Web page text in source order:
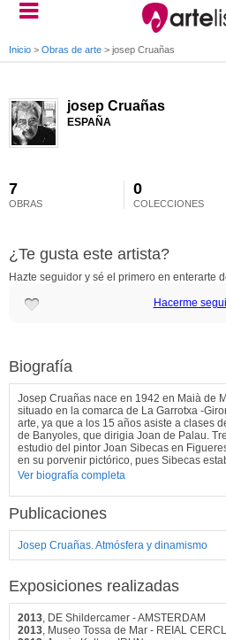
Inicio > Obras de arte > josep Cruañas
josep Cruañas
ESPAÑA
7
OBRAS
0
COLECCIONES
¿Te gusta este artista?
Hazte seguidor y sé el primero en enterarte
Hacerme
Biografía
Josep Cruañas nace en 1942 en Maià de
situado en la comarca de La Garrotxa -
arte, ya que a los 15 años asiste a clases
de Banyoles, que dirigia Joan de Palau.
estudio del pintor Joan Sibecas en
en su porvenir pictórico, pues Sibecas
Ver biografía completa
Publicaciones
Josep Cruañas. Atmósfera y dinamismo
Exposiciones realizadas
2013, DE Shildercamer - AMSTERDAM
2013, Museo Tossa de Mar - REIAL